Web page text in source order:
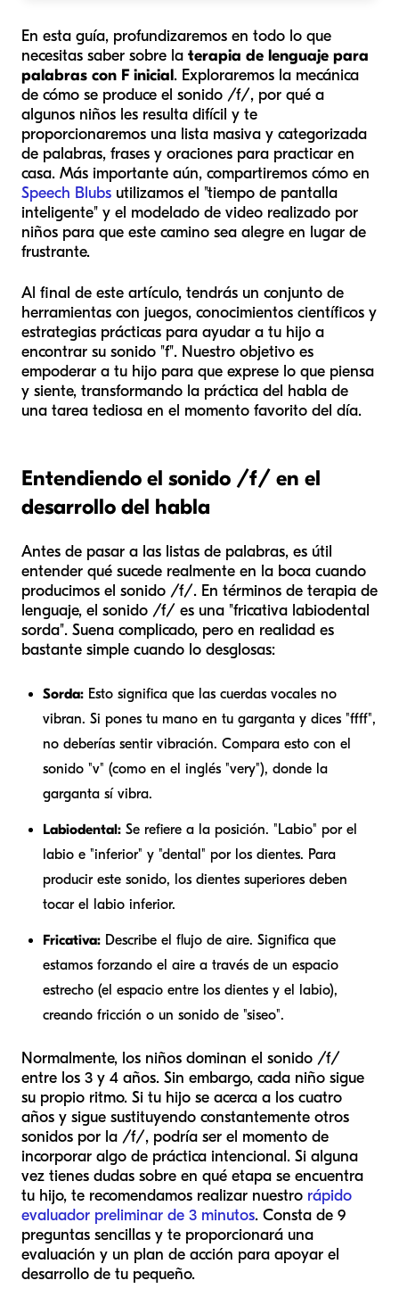
En esta guía, profundizaremos en todo lo que
necesitas saber sobre la terapia de lenguaje para
palabras con F inicial. Exploraremos la mecánica
de cómo se produce el sonido /f/, por qué a
algunos niños les resulta difícil y te
proporcionaremos una lista masiva y categorizada
de palabras, frases y oraciones para practicar en
casa. Más importante aún, compartiremos cómo en
Speech Blubs utilizamos el "tiempo de pantalla
inteligente" y el modelado de video realizado por
niños para que este camino sea alegre en lugar de
frustrante.
Al final de este artículo, tendrás un conjunto de
herramientas con juegos, conocimientos científicos y
estrategias prácticas para ayudar a tu hijo a
encontrar su sonido "f". Nuestro objetivo es
empoderar a tu hijo para que exprese lo que piensa
y siente, transformando la práctica del habla de
una tarea tediosa en el momento favorito del día.
Entendiendo el sonido /f/ en el
desarrollo del habla
Antes de pasar a las listas de palabras, es útil
entender qué sucede realmente en la boca cuando
producimos el sonido /f/. En términos de terapia de
lenguaje, el sonido /f/ es una "fricativa labiodental
sorda". Suena complicado, pero en realidad es
bastante simple cuando lo desglosas:
Sorda: Esto significa que las cuerdas vocales no
vibran. Si pones tu mano en tu garganta y dices "ffff",
no deberías sentir vibración. Compara esto con el
sonido "v" (como en el inglés "very"), donde la
garganta sí vibra.
Labiodental: Se refiere a la posición. "Labio" por el
labio e "inferior" y "dental" por los dientes. Para
producir este sonido, los dientes superiores deben
tocar el labio inferior.
Fricativa: Describe el flujo de aire. Significa que
estamos forzando el aire a través de un espacio
estrecho (el espacio entre los dientes y el labio),
creando fricción o un sonido de "siseo".
Normalmente, los niños dominan el sonido /f/
entre los 3 y 4 años. Sin embargo, cada niño sigue
su propio ritmo. Si tu hijo se acerca a los cuatro
años y sigue sustituyendo constantemente otros
sonidos por la /f/, podría ser el momento de
incorporar algo de práctica intencional. Si alguna
vez tienes dudas sobre en qué etapa se encuentra
tu hijo, te recomendamos realizar nuestro rápido
evaluador preliminar de 3 minutos. Consta de 9
preguntas sencillas y te proporcionará una
evaluación y un plan de acción para apoyar el
desarrollo de tu pequeño.